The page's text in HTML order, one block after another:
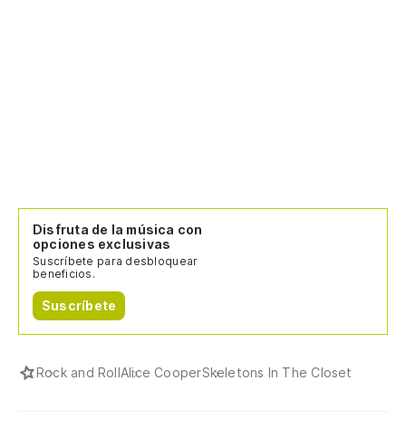
Disfruta de la música con
opciones exclusivas
Suscríbete para desbloquear
beneficios.
Suscríbete
Rock and RollAlice CooperSkeletons In The Closet